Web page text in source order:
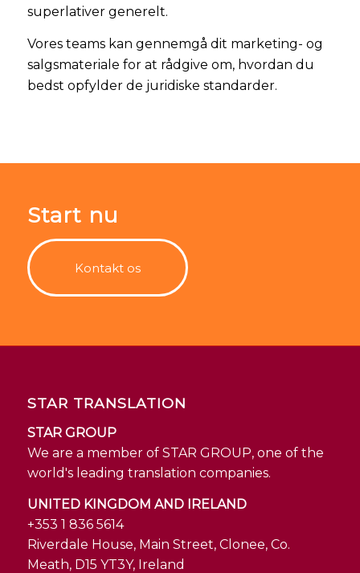
superlativer generelt.
Vores teams kan gennemgå dit marketing- og
salgsmateriale for at rådgive om, hvordan du
bedst opfylder de juridiske standarder.
Start nu
Kontakt os
STAR TRANSLATION
STAR GROUP
We are a member of STAR GROUP, one of the
world's leading translation companies.
UNITED KINGDOM AND IRELAND
+353 1 836 5614
Riverdale House, Main Street, Clonee, Co.
Meath, D15 YT3Y, Ireland